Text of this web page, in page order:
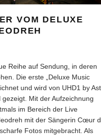
VOM DELUXE
Reihe auf Sendung, in deren
Die erste „Deluxe Music
und wird von UHD1 by
Mit der Aufzeichnung
im Bereich der Live
mit der Sängerin Cœur
Fotos mitgebracht. Als